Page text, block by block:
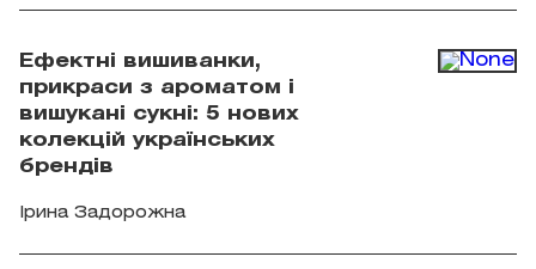
Ефектні вишиванки,
прикраси з ароматом і
вишукані сукні: 5 нових
колекцій українських
брендів
Ірина Задорожна